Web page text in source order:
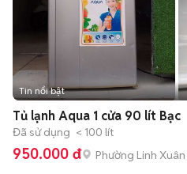
Tin nổi bật
Tủ lạnh Aqua 1 cửa 90 lít Bạc
Đã sử dụng < 100 lít
950.000 đ Phường Linh